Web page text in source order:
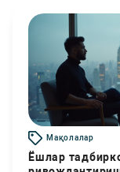
Мақолалар
Ёшлар